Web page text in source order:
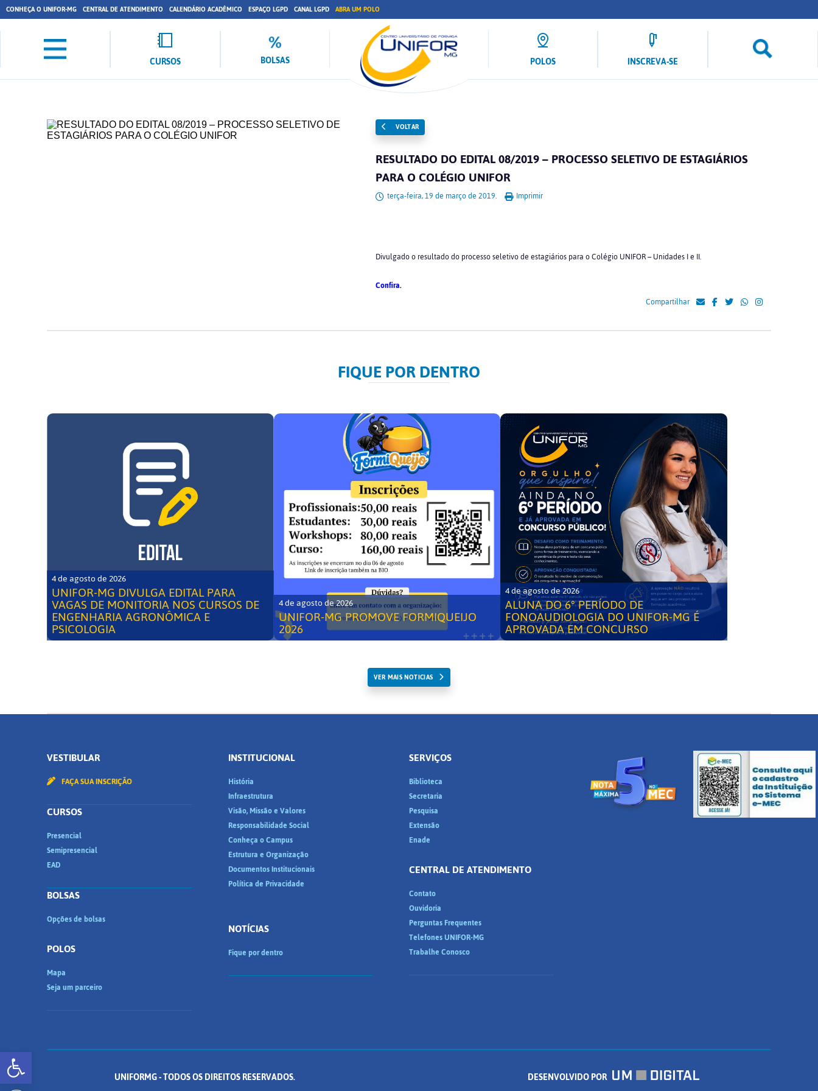
Abrir a barra de ferramentas
CONHEÇA O UNIFOR-MG CENTRAL DE ATENDIMENTO CALENDÁRIO ACADÊMICO ESPAÇO LGPD CANAL LGPD ABRA UM POLO
CURSOS BOLSAS POLOS INSCREVA-SE
VOLTAR
RESULTADO DO EDITAL 08/2019 – PROCESSO SELETIVO DE ESTAGIÁRIOS
PARA O COLÉGIO UNIFOR
terça-feira, 19 de março de 2019. Imprimir
Divulgado o resultado do processo seletivo de estagiários para o Colégio UNIFOR – Unidades I e II.
Confira.
Compartilhar
FIQUE POR DENTRO
4 de agosto de 2026
UNIFOR-MG DIVULGA EDITAL PARA
VAGAS DE MONITORIA NOS CURSOS DE
ENGENHARIA AGRONÔMICA E
PSICOLOGIA
4 de agosto de 2026
UNIFOR-MG PROMOVE FORMIQUEIJO
2026
4 de agosto de 2026
ALUNA DO 6° PERÍODO DE
FONOAUDIOLOGIA DO UNIFOR-MG É
APROVADA EM CONCURSO
VER MAIS NOTICIAS
VESTIBULAR
FAÇA SUA INSCRIÇÃO
CURSOS
Presencial
Semipresencial
EAD
BOLSAS
Opções de bolsas
POLOS
Mapa
Seja um parceiro
INSTITUCIONAL
História
Infraestrutura
Visão, Missão e Valores
Responsabilidade Social
Conheça o Campus
Estrutura e Organização
Documentos Institucionais
Política de Privacidade
NOTÍCIAS
Fique por dentro
SERVIÇOS
Biblioteca
Secretaria
Pesquisa
Extensão
Enade
CENTRAL DE ATENDIMENTO
Contato
Ouvidoria
Perguntas Frequentes
Telefones UNIFOR-MG
Trabalhe Conosco
UNIFORMG - TODOS OS DIREITOS RESERVADOS. DESENVOLVIDO POR